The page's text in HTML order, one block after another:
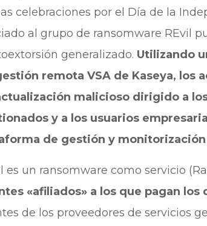
celebraciones por el Día de la
al grupo de ransomware REvil
generalizado. Utilizando
remota VSA de Kaseya, los
malicioso dirigido a
y a los usuarios
de gestión y monitorización
es un ransomware como servicio
«afiliados» a los que pagan
de los proveedores de servicios